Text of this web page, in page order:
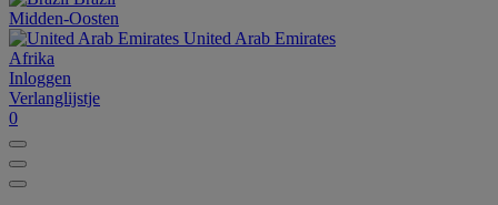
Midden-Oosten
United Arab Emirates
Afrika
Inloggen
Verlanglijstje
0